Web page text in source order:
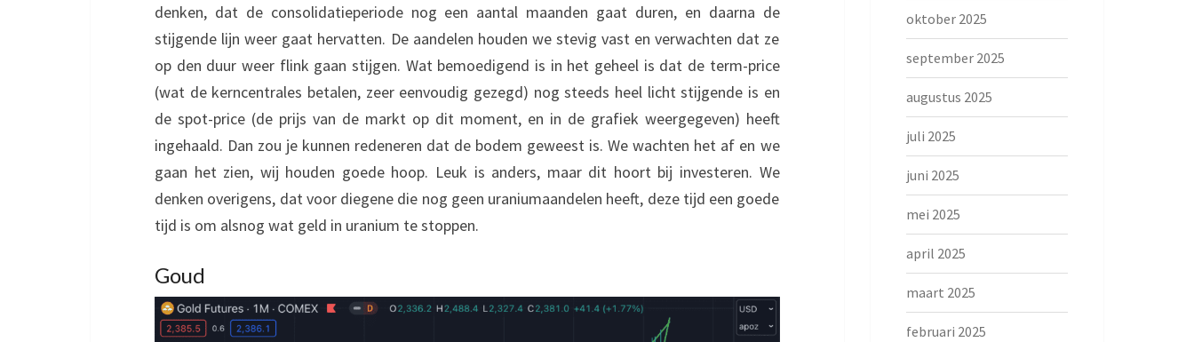
denken, dat de consolidatieperiode nog een aantal maanden gaat duren, en daarna de
stijgende lijn weer gaat hervatten. De aandelen houden we stevig vast en verwachten dat ze
op den duur weer flink gaan stijgen. Wat bemoedigend is in het geheel is dat de term-price
(wat de kerncentrales betalen, zeer eenvoudig gezegd) nog steeds heel licht stijgende is en
de spot-price (de prijs van de markt op dit moment, en in de grafiek weergegeven) heeft
ingehaald. Dan zou je kunnen redeneren dat de bodem geweest is. We wachten het af en we
gaan het zien, wij houden goede hoop. Leuk is anders, maar dit hoort bij investeren. We
denken overigens, dat voor diegene die nog geen uraniumaandelen heeft, deze tijd een goede
tijd is om alsnog wat geld in uranium te stoppen.
Goud
oktober 2025
september 2025
augustus 2025
juli 2025
juni 2025
mei 2025
april 2025
maart 2025
februari 2025